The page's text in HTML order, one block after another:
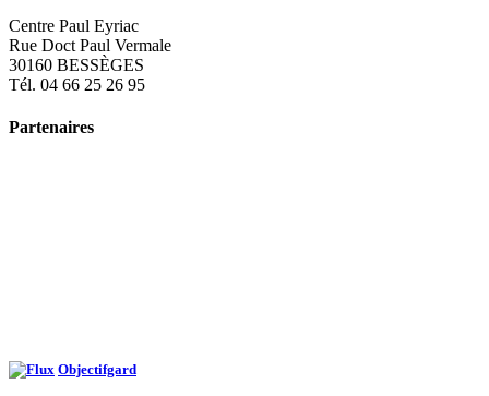
Centre Paul Eyriac
Rue Doct Paul Vermale
30160 BESSÈGES
Tél. 04 66 25 26 95
Partenaires
Objectifgard